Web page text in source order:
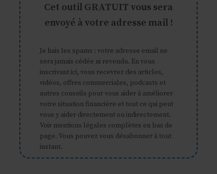
Cet outil GRATUIT vous sera
envoyé à votre adresse mail !
Je hais les spams : votre adresse email ne
sera jamais cédée ni revendu. En vous
inscrivant ici, vous recevrez des articles,
vidéos, offres commerciales, podcasts et
autres conseils pour vous aider à améliorer
votre situation financière et tout ce qui peut
vous y aider directement ou indirectement.
Voir mentions légales complètes en bas de
page. Vous pouvez vous désabonner à tout
instant.